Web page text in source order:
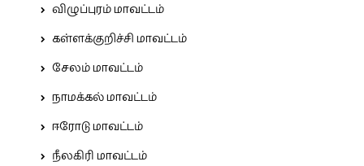
விழுப்புரம் மாவட்டம்
கள்ளக்குறிச்சி மாவட்டம்
சேலம் மாவட்டம்
நாமக்கல் மாவட்டம்
ஈரோடு மாவட்டம்
நீலகிரி மாவட்டம்